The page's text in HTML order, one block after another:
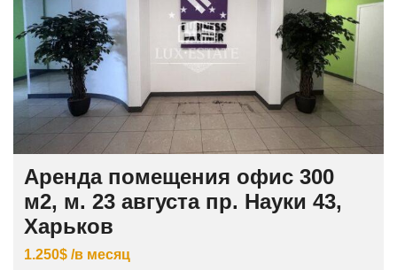
Аренда помещения офис 300
м2, м. 23 августа пр. Науки 43,
Харьков
1.250$ /в месяц